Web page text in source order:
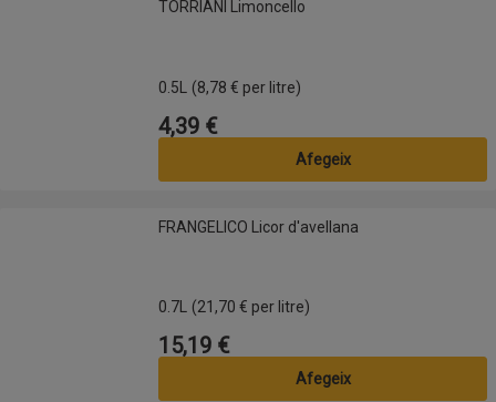
TORRIANI Limoncello
0.5L (8,78 € per litre)
Preu
4,39 €
Afegeix
FRANGELICO Licor d'avellanaFRANGELICO Licor d'avellana
0.7L (21,70 € per litre)
Preu
15,19 €
Afegeix